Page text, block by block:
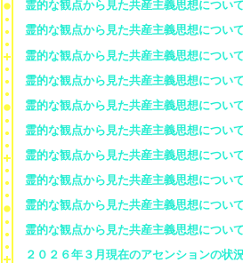
霊的な観点から見た共産主義思想につ
霊的な観点から見た共産主義思想につい
霊的な観点から見た共産主義思想につい
霊的な観点から見た共産主義思想につい
霊的な観点から見た共産主義思想につい
霊的な観点から見た共産主義思想につい
霊的な観点から見た共産主義思想につい
霊的な観点から見た共産主義思想につ
霊的な観点から見た共産主義思想につい
霊的な観点から見た共産主義思想につい
２０２６年３月現在のアセンションの